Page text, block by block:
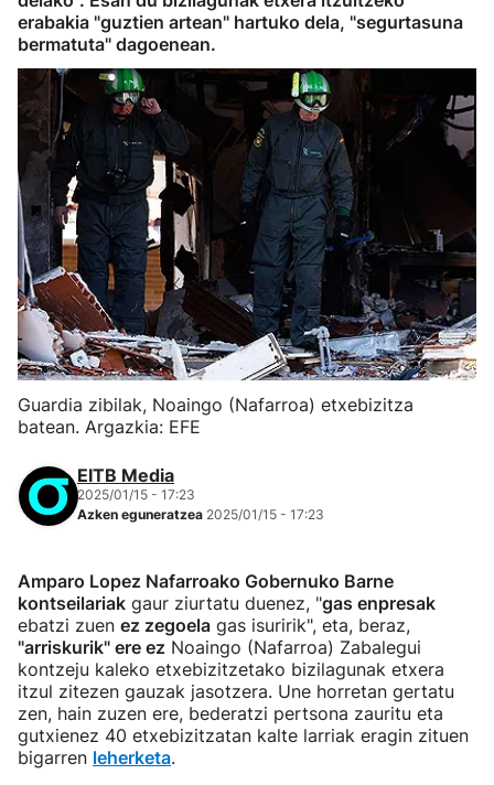
erabakia "guztien artean" hartuko dela, "segurtasuna
bermatuta" dagoenean.
Guardia zibilak, Noaingo (Nafarroa) etxebizitza
batean. Argazkia: EFE
EITB Media
2025/01/15 - 17:23
Azken eguneratzea 2025/01/15 - 17:23
Amparo Lopez Nafarroako Gobernuko Barne
kontseilariak gaur ziurtatu duenez, "gas enpresak
ebatzi zuen ez zegoela gas isuririk", eta, beraz,
"arriskurik" ere ez Noaingo (Nafarroa) Zabalegui
kontzeju kaleko etxebizitzetako bizilagunak etxera
itzul zitezen gauzak jasotzera. Une horretan gertatu
zen, hain zuzen ere, bederatzi pertsona zauritu eta
gutxienez 40 etxebizitzatan kalte larriak eragin zituen
bigarren leherketa.